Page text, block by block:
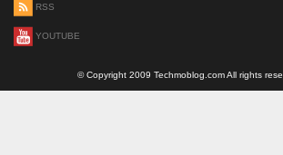
RSS
YOUTUBE
© Copyright 2009 Techmoblog.com All rights